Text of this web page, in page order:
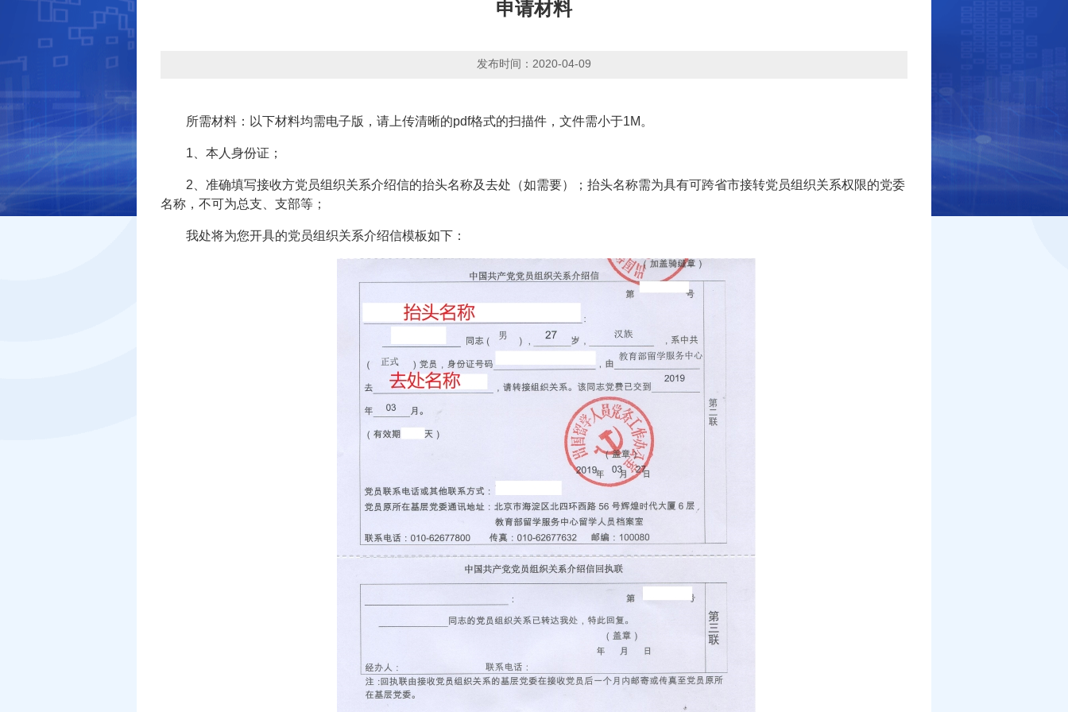
申请材料
发布时间：2020-04-09
所需材料：以下材料均需电子版，请上传清晰的pdf格式的扫描件，文件需小于1M。
1、本人身份证；
2、准确填写接收方党员组织关系介绍信的抬头名称及去处（如需要）；抬头名称需为具有可跨省市接转党员组织关系权限的党委
名称，不可为总支、支部等；
我处将为您开具的党员组织关系介绍信模板如下：